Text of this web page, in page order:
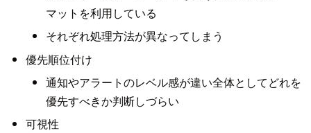
マットを利用している
それぞれ処理方法が異なってしまう
優先順位付け
通知やアラートのレベル感が違い全体としてどれを
優先すべきか判断しづらい
可視性